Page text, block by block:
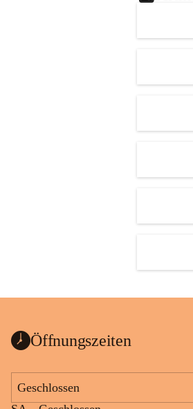
Öffnungszeiten
Geschlossen